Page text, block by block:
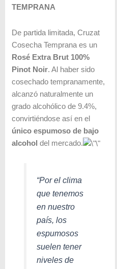
TEMPRANA
De partida limitada, Cruzat
Cosecha Temprana es un
Rosé Extra Brut 100%
Pinot Noir. Al haber sido
cosechado tempranamente,
alcanzó naturalmente un
grado alcohólico de 9.4%,
convirtiéndose así en el
único espumoso de bajo
alcohol del mercado.
“Por el clima
que tenemos
en nuestro
país, los
espumosos
suelen tener
niveles de